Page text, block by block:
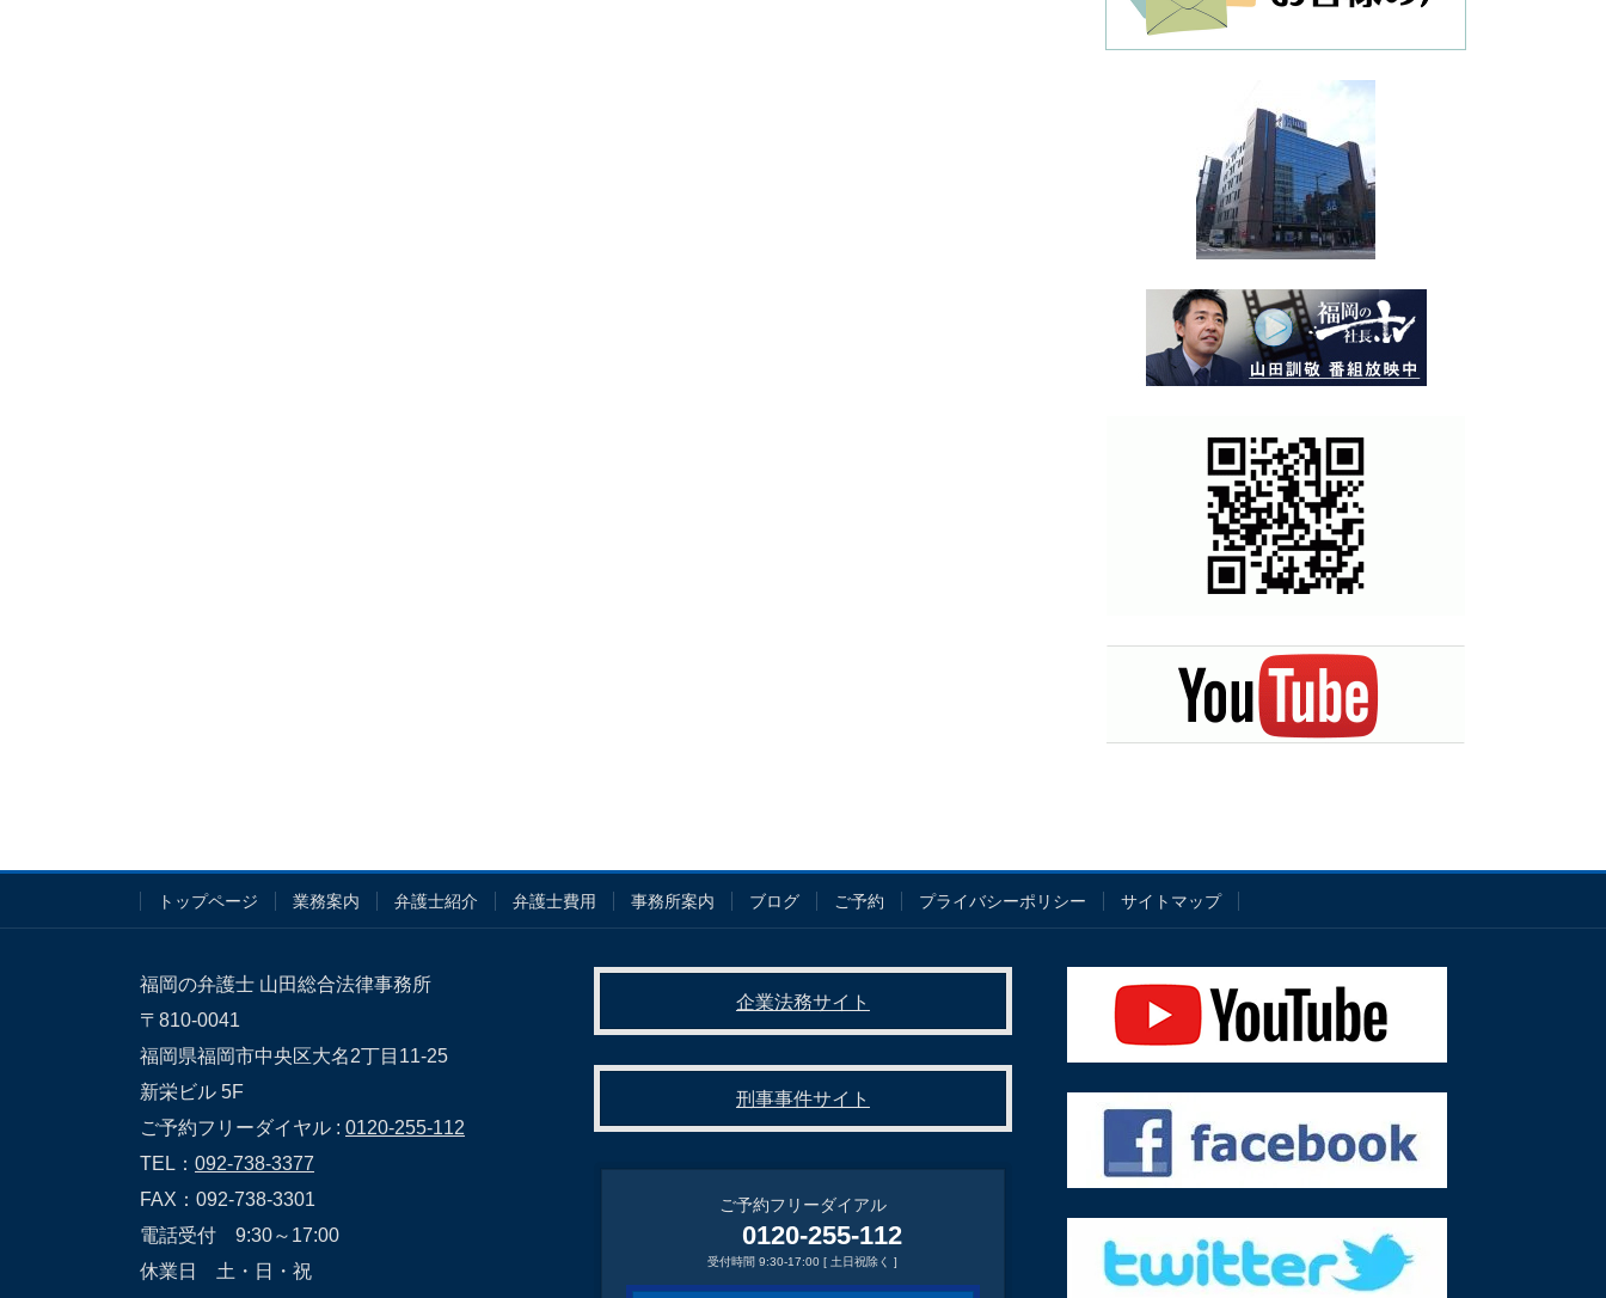
トップページ 業務案内 弁護士紹介 弁護士費用 事務所案内 ブログ ご予約 プライバシーポリシー サイトマップ
福岡の弁護士 山田総合法律事務所
〒810-0041
福岡県福岡市中央区大名2丁目11-25
新栄ビル 5F
ご予約フリーダイヤル : 0120-255-112
TEL： 092-738-3377
FAX：092-738-3301
電話受付 9:30～17:00
休業日 土・日・祝
企業法務サイト
刑事事件サイト
ご予約フリーダイアル
0120-255-112
受付時間 9:30-17:00 [ 土日祝除く ]